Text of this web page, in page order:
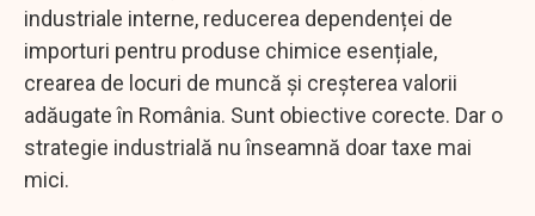
industriale interne, reducerea dependenței de
importuri pentru produse chimice esențiale,
crearea de locuri de muncă și creșterea valorii
adăugate în România. Sunt obiective corecte. Dar o
strategie industrială nu înseamnă doar taxe mai
mici.